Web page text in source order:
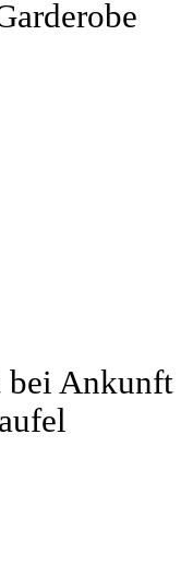
bei Ankunft